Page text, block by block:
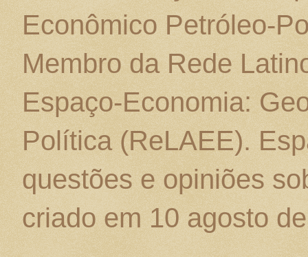
Econômico Petróleo-
Membro da Rede
Espaço-Economia:
Política (ReLAEE).
questões e opiniões
criado em 10 agosto